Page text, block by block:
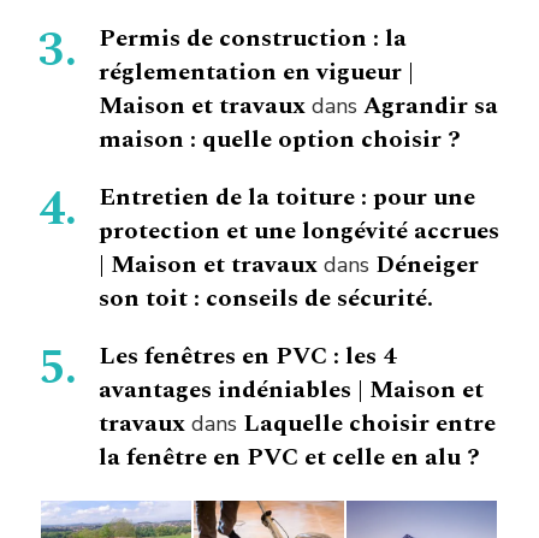
Permis de construction : la
réglementation en vigueur |
Maison et travaux dans Agrandir sa
maison : quelle option choisir ?
Entretien de la toiture : pour une
protection et une longévité accrues
| Maison et travaux dans Déneiger
son toit : conseils de sécurité.
Les fenêtres en PVC : les 4
avantages indéniables | Maison et
travaux dans Laquelle choisir entre
la fenêtre en PVC et celle en alu ?